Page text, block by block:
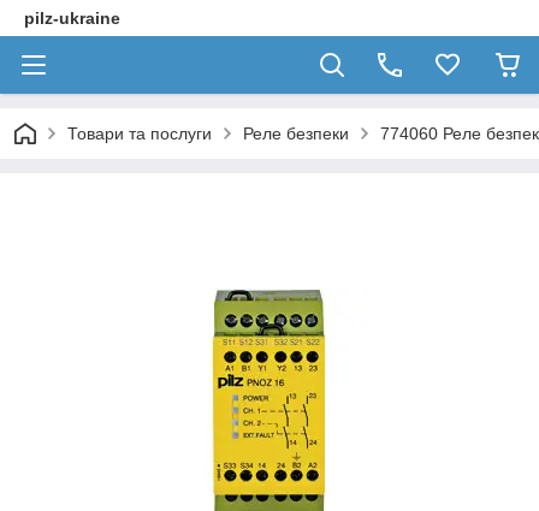
pilz-ukraine
Товари та послуги Реле безпеки 774060 Реле